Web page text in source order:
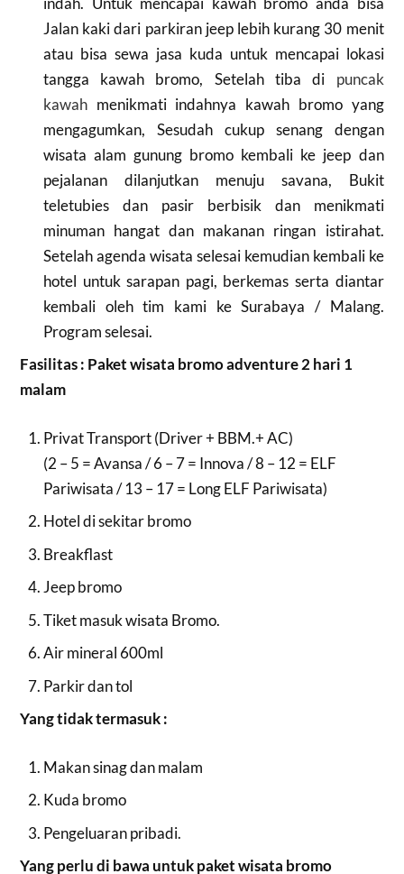
Jalan kaki dari parkiran jeep lebih kurang 30 menit
atau bisa sewa jasa kuda untuk mencapai lokasi
tangga kawah bromo, Setelah tiba di puncak
kawah menikmati indahnya kawah bromo yang
mengagumkan, Sesudah cukup senang dengan
wisata alam gunung bromo kembali ke jeep dan
pejalanan dilanjutkan menuju savana, Bukit
teletubies dan pasir berbisik dan menikmati
minuman hangat dan makanan ringan istirahat.
Setelah agenda wisata selesai kemudian kembali ke
hotel untuk sarapan pagi, berkemas serta diantar
kembali oleh tim kami ke Surabaya / Malang.
Program selesai.
Fasilitas : Paket wisata bromo adventure 2 hari 1
malam
Privat Transport (Driver + BBM.+ AC)
(2 – 5 = Avansa / 6 – 7 = Innova / 8 – 12 = ELF
Pariwisata / 13 – 17 = Long ELF Pariwisata)
Hotel di sekitar bromo
Breakflast
Jeep bromo
Tiket masuk wisata Bromo.
Air mineral 600ml
Parkir dan tol
Yang tidak termasuk :
Makan sinag dan malam
Kuda bromo
Pengeluaran pribadi.
Yang perlu di bawa untuk paket wisata bromo